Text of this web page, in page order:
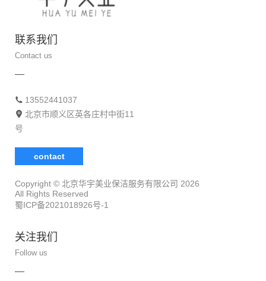
联系我们
Contact us
13552441037
北京市顺义区英各庄村中街11
号
contact
Copyright © 北京华宇美业保洁服务有限公司 2026
All Rights Reserved
蜀ICP备2021018926号-1
关注我们
Follow us